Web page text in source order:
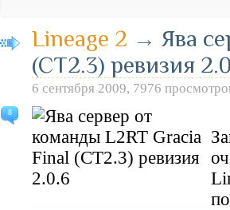
8
Lineage 2 → Ява
(CT2.3) ревизия
6 сентября 2009, 7976